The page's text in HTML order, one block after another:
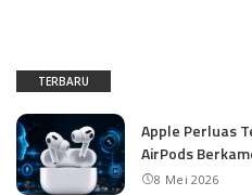
TERBARU
Apple Perluas
AirPods
8 Mei 2026